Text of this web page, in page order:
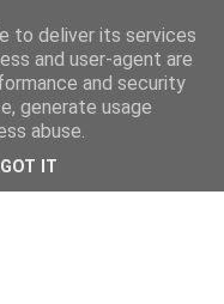
to deliver its services
and user-agent are
and security
generate usage
abuse.
GOT IT